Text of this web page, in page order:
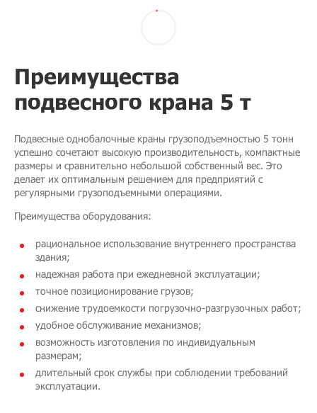
Преимущества
подвесного крана 5 т
Подвесные однобалочные краны грузоподъемностью 5 тонн
успешно сочетают высокую производительность, компактные
размеры и сравнительно небольшой собственный вес. Это
делает их оптимальным решением для предприятий с
регулярными грузоподъемными операциями.
Преимущества оборудования:
рациональное использование внутреннего пространства
здания;
надежная работа при ежедневной эксплуатации;
точное позиционирование грузов;
снижение трудоемкости погрузочно-разгрузочных работ;
удобное обслуживание механизмов;
возможность изготовления по индивидуальным
размерам;
длительный срок службы при соблюдении требований
эксплуатации.